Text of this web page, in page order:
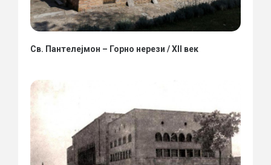
Св. Пантелејмон – Горно нерези / XII век